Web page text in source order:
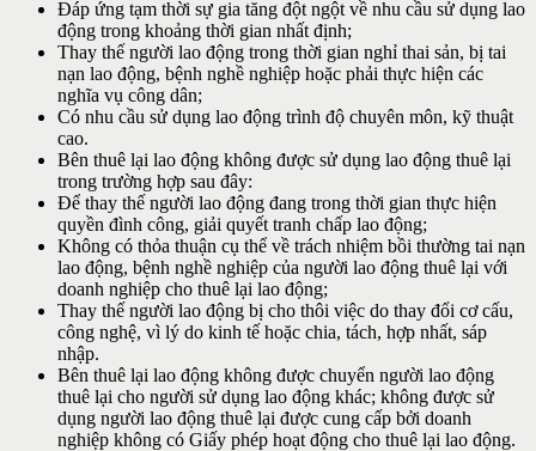
Đáp ứng tạm thời sự gia tăng đột ngột về nhu cầu sử dụng lao
động trong khoảng thời gian nhất định;
Thay thế người lao động trong thời gian nghỉ thai sản, bị tai
nạn lao động, bệnh nghề nghiệp hoặc phải thực hiện các
nghĩa vụ công dân;
Có nhu cầu sử dụng lao động trình độ chuyên môn, kỹ thuật
cao.
Bên thuê lại lao động không được sử dụng lao động thuê lại
trong trường hợp sau đây:
Để thay thế người lao động đang trong thời gian thực hiện
quyền đình công, giải quyết tranh chấp lao động;
Không có thỏa thuận cụ thể về trách nhiệm bồi thường tai nạn
lao động, bệnh nghề nghiệp của người lao động thuê lại với
doanh nghiệp cho thuê lại lao động;
Thay thế người lao động bị cho thôi việc do thay đổi cơ cấu,
công nghệ, vì lý do kinh tế hoặc chia, tách, hợp nhất, sáp
nhập.
Bên thuê lại lao động không được chuyển người lao động
thuê lại cho người sử dụng lao động khác; không được sử
dụng người lao động thuê lại được cung cấp bởi doanh
nghiệp không có Giấy phép hoạt động cho thuê lại lao động.